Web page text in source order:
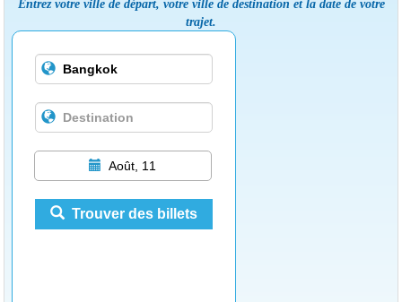
Entrez votre ville de départ, votre ville de destination et la date de votre
trajet.
Août, 11
Trouver des billets